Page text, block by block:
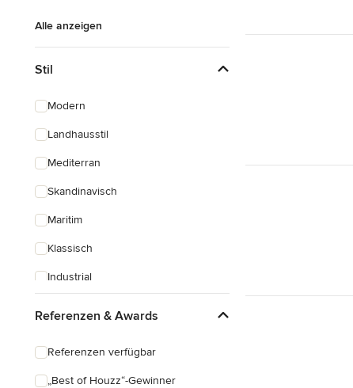
Alle anzeigen
Stil
Modern
Landhausstil
Mediterran
Skandinavisch
Maritim
Klassisch
Industrial
Referenzen & Awards
Referenzen verfügbar
„Best of Houzz“-Gewinner